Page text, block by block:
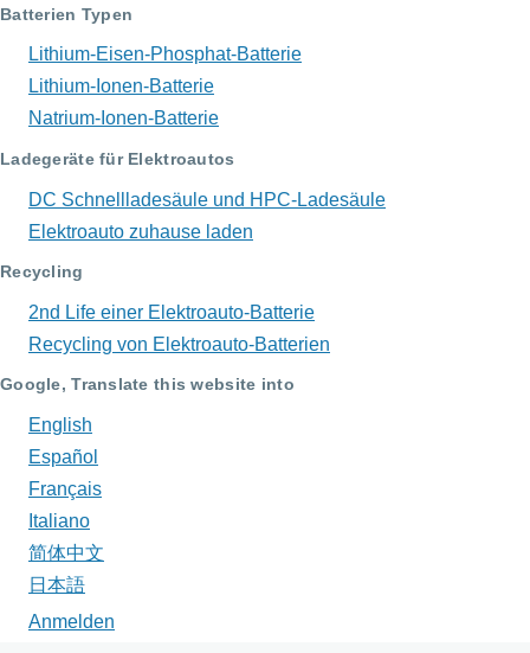
Batterien Typen
Lithium-Eisen-Phosphat-Batterie
Lithium-Ionen-Batterie
Natrium-Ionen-Batterie
Ladegeräte für Elektroautos
DC Schnellladesäule und HPC-Ladesäule
Elektroauto zuhause laden
Recycling
2nd Life einer Elektroauto-Batterie
Recycling von Elektroauto-Batterien
Google, Translate this website into
English
Español
Français
Italiano
简体中文
日本語
Benutzermenü
Anmelden